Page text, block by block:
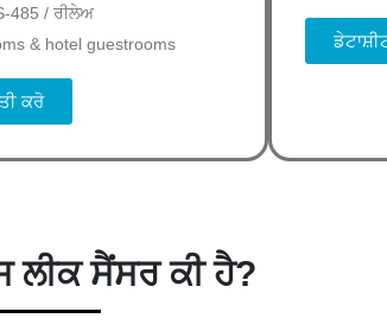
485 / ਰੀਲੇਅ
& hotel guestrooms
ਕਰੋ
ਸੈਂਸਰ ਕੀ ਹੈ?